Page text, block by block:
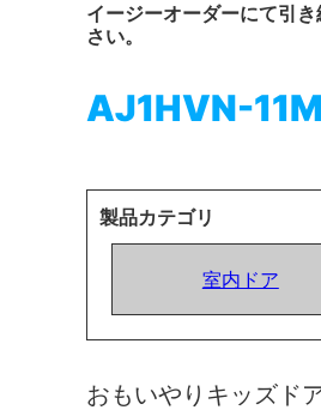
イージーオーダーにて引
さい。
AJ1HVN-
製品カテゴリ
室内ドア
おもいやりキッズ